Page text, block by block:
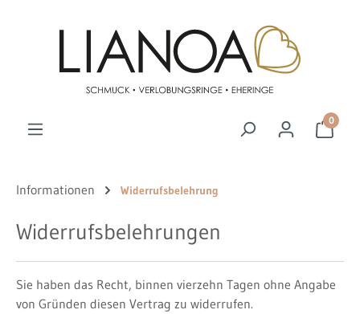
0
Informationen Widerrufsbelehrung
Widerrufsbelehrungen
Sie haben das Recht, binnen vierzehn Tagen ohne Angabe
von Gründen diesen Vertrag zu widerrufen.